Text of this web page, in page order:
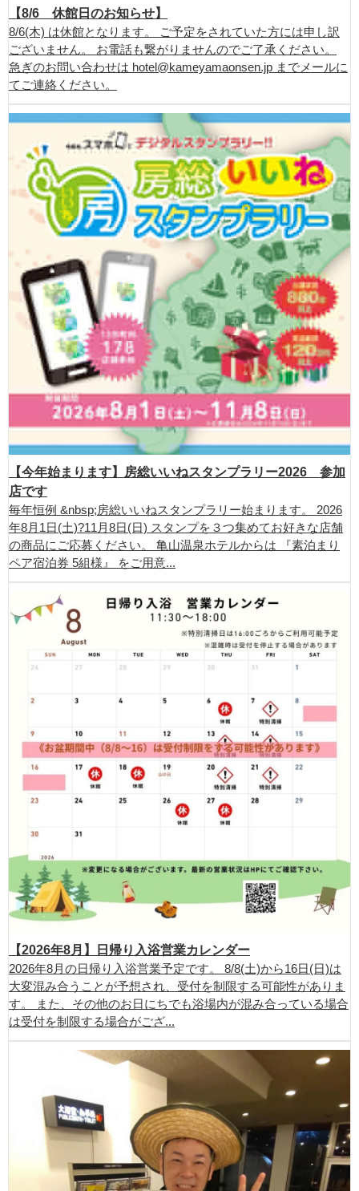
【8/6 休館日のお知らせ】
8/6(木) は休館となります。 ご予定をされていた方には申し訳
ございません。 お電話も繋がりませんのでご了承ください。
急ぎのお問い合わせは hotel@kameyamaonsen.jp までメールに
てご連絡ください。
【今年始まります】房総いいねスタンプラリー2026 参加
店です
毎年恒例 &nbsp;房総いいねスタンプラリー始まります。 2026
年8月1日(土)?11月8日(日) スタンプを３つ集めてお好きな店舗
の商品にご応募ください。 亀山温泉ホテルからは 『素泊まり
ペア宿泊券 5組様』 をご用意...
【2026年8月】日帰り入浴営業カレンダー
2026年8月の日帰り入浴営業予定です。 8/8(土)から16日(日)は
大変混み合うことが予想され、受付を制限する可能性がありま
す。 また、その他のお日にちでも浴場内が混み合っている場合
は受付を制限する場合がござ...